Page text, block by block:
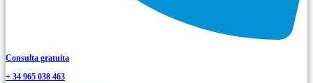
Consulta gratuita
+ 34 965 038 463